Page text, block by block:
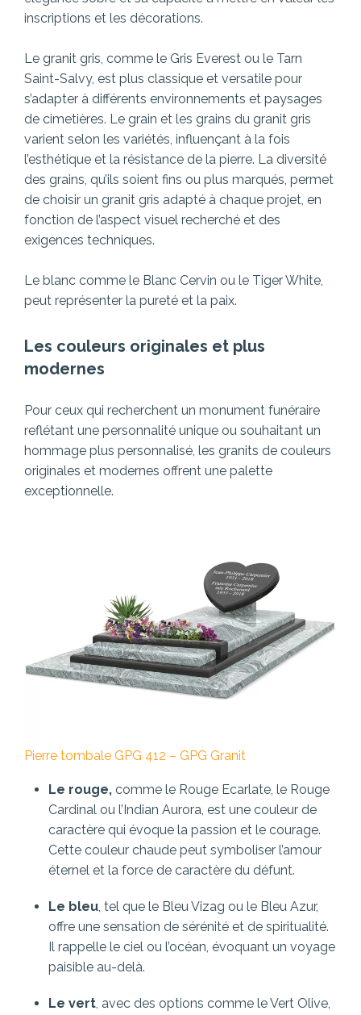
inscriptions et les décorations.
Le granit gris, comme le Gris Everest ou le Tarn
Saint-Salvy, est plus classique et versatile pour
s’adapter à différents environnements et paysages
de cimetières. Le grain et les grains du granit gris
varient selon les variétés, influençant à la fois
l’esthétique et la résistance de la pierre. La diversité
des grains, qu’ils soient fins ou plus marqués, permet
de choisir un granit gris adapté à chaque projet, en
fonction de l’aspect visuel recherché et des
exigences techniques.
Le blanc comme le Blanc Cervin ou le Tiger White,
peut représenter la pureté et la paix.
Les couleurs originales et plus
modernes
Pour ceux qui recherchent un monument funéraire
reflétant une personnalité unique ou souhaitant un
hommage plus personnalisé, les granits de couleurs
originales et modernes offrent une palette
exceptionnelle.
Pierre tombale GPG 412 – GPG Granit
Le rouge, comme le Rouge Ecarlate, le Rouge
Cardinal ou l’Indian Aurora, est une couleur de
caractère qui évoque la passion et le courage.
Cette couleur chaude peut symboliser l’amour
éternel et la force de caractère du défunt.
Le bleu, tel que le Bleu Vizag ou le Bleu Azur,
offre une sensation de sérénité et de spiritualité.
Il rappelle le ciel ou l’océan, évoquant un voyage
paisible au-delà.
Le vert, avec des options comme le Vert Olive,